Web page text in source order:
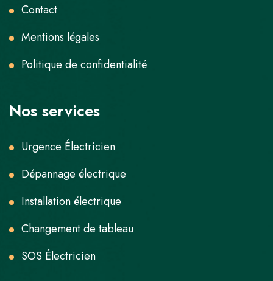
Contact
Mentions légales
Politique de confidentialité
Nos services
Urgence Électricien
Dépannage électrique
Installation électrique
Changement de tableau
SOS Électricien